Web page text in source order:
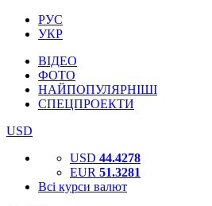
РУС
УКР
ВІДЕО
ФОТО
НАЙПОПУЛЯРНІШІ
СПЕЦПРОЕКТИ
USD
USD 44.4278
EUR 51.3281
Всі курси валют